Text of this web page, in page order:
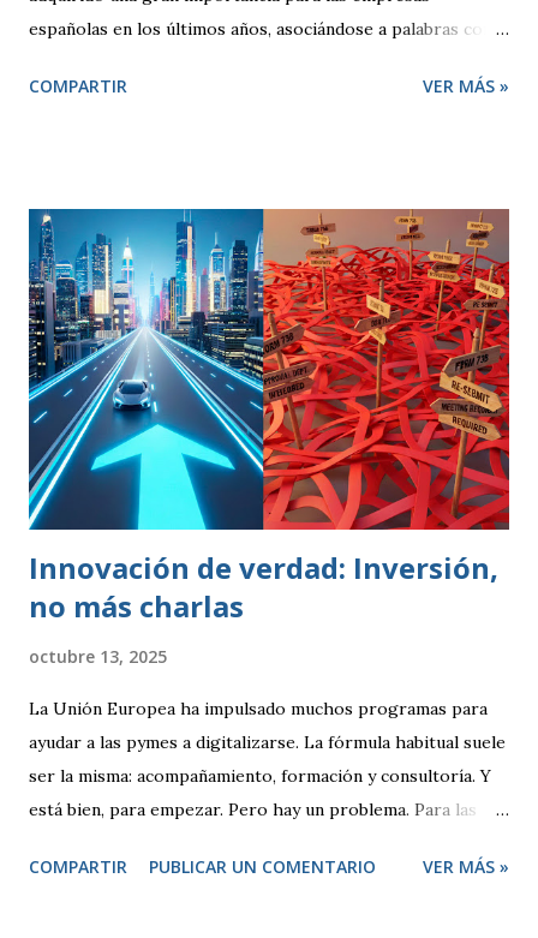
españolas en los últimos años, asociándose a palabras como
¿qué se entiende por Calidad?, ¿qué pretende una empresa
transmitiendo la idea de que algo es mejor. Desde un punto
de vista técnico, Calidad representa una forma de hacer las
cosas preocupándose siempre por satisfacer al cliente y
por mejorar día a día procesos y resultados. El enfoque de
gestión de la calidad se inicia en la década de los 50. En esa
época, se contemplaba un concepto de calidad centrado en
lograr que un producto cumpliese las especificaciones
marcadas (peso, duración, resistencia, rapidez). Se
realizaban controles periódicos para evitar que product...
COMPARTIR VER MÁS »
Innovación de verdad: Inversión,
no más charlas
octubre 13, 2025
La Unión Europea ha impulsado muchos programas para
ayudar a las pymes a digitalizarse. La fórmula habitual suele
ser la misma: acompañamiento, formación y consultoría. Y
está bien, para empezar. Pero hay un problema. Para las
proyectos en marcha y una clara apuesta por la innovación,
COMPARTIR PUBLICAR UN COMENTARIO VER MÁS »